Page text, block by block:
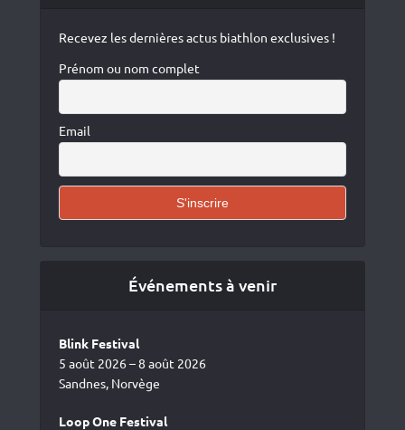
Recevez les dernières actus biathlon exclusives !
Prénom ou nom complet
Email
Événements à venir
Blink Festival
5 août 2026 – 8 août 2026
Sandnes, Norvège
Loop One Festival